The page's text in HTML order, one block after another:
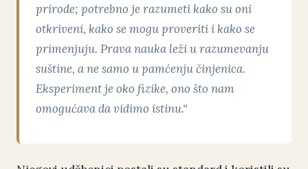
prirode; potrebno je razumeti kako su oni
otkriveni, kako se mogu proveriti i kako se
primenjuju. Prava nauka leži u razumevanju
suštine, a ne samo u pamćenju činjenica.
Eksperiment je oko fizike, ono što nam
omogućava da vidimo istinu.“